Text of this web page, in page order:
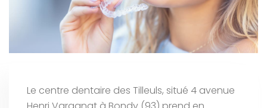
Le centre dentaire des Tilleuls, situé 4 avenue